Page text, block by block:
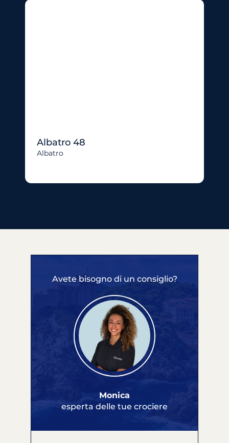
Albatro 48
Albatro
Avete bisogno di un consiglio?
Monica
esperta delle tue crociere